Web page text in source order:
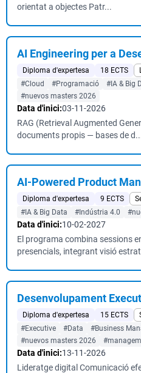
orientat a objectes Patr...
AI Engineering per a
Diploma d'expertesa 18 ECTS
#Cloud
#Programació #IA & Big
#nuevos masters 2026
Data d'inici:03-11-2026
RAG (Retrieval Augmented
documents propis — bases de
AI-Powered Product
Diploma d'expertesa 9 ECTS
#IA & Big Data
#Indústria 4.0
Data d'inici:10-02-2027
El programa combina sessions
presencials, integrant visió
Desenvolupament
Diploma d'expertesa 15 ECTS
#Executive
#Data
#Business
#nuevos masters 2026
Data d'inici:13-11-2026
Lideratge digital Comunicació